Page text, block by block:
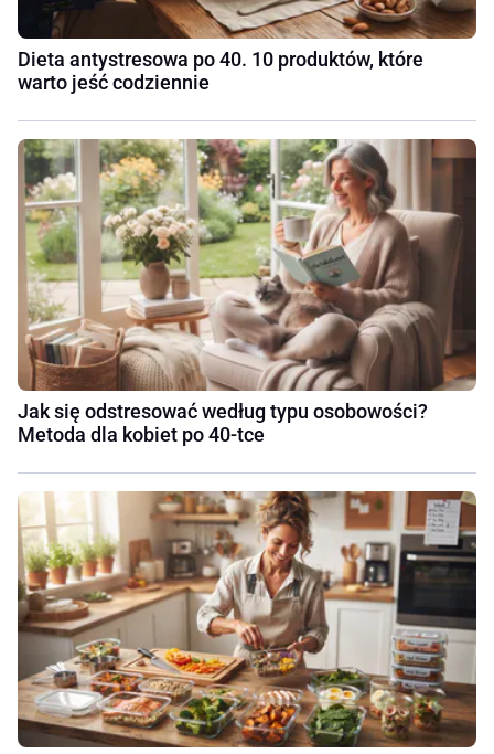
Dieta antystresowa po 40. 10 produktów, które
warto jeść codziennie
Jak się odstresować według typu osobowości?
Metoda dla kobiet po 40-tce